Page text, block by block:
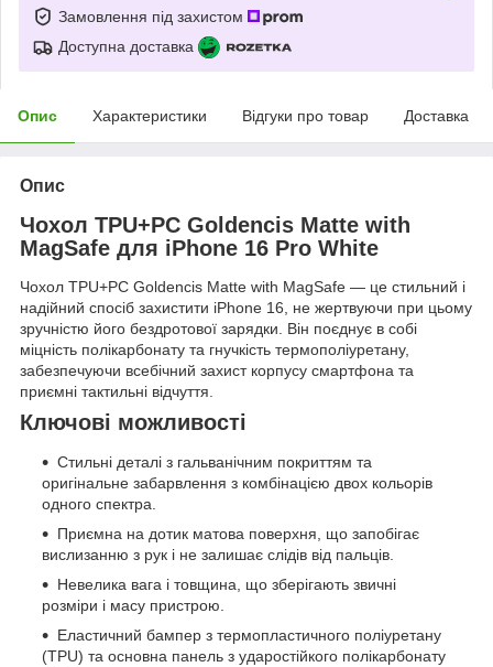
Замовлення під захистом
Доступна доставка
Опис Характеристики Відгуки про товар Доставка
Опис
Чохол TPU+PC Goldencis Matte with
MagSafe для iPhone 16 Pro White
Чохол TPU+PC Goldencis Matte with MagSafe — це стильний і
надійний спосіб захистити iPhone 16, не жертвуючи при цьому
зручністю його бездротової зарядки. Він поєднує в собі
міцність полікарбонату та гнучкість термополіуретану,
забезпечуючи всебічний захист корпусу смартфона та
приємні тактильні відчуття.
Ключові можливості
Стильні деталі з гальванічним покриттям та
оригінальне забарвлення з комбінацією двох кольорів
одного спектра.
Приємна на дотик матова поверхня, що запобігає
вислизанню з рук і не залишає слідів від пальців.
Невелика вага і товщина, що зберігають звичні
розміри і масу пристрою.
Еластичний бампер з термопластичного поліуретану
(TPU) та основна панель з ударостійкого полікарбонату